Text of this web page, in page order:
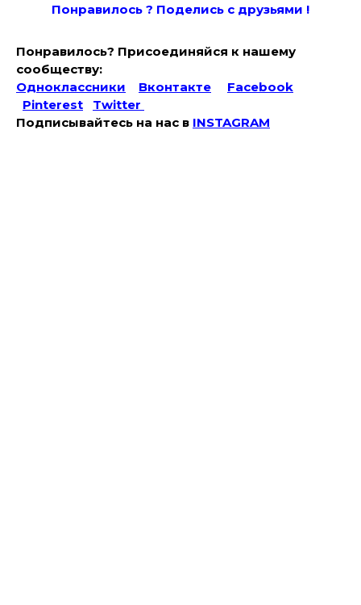
Понравилось ? Поделись с друзьями !
Понравилось? Присоединяйся к нашему
сообществу:
Одноклассники
Вконтакте
Facebook
Pinterest
Twitter
Подписывайтесь на наc в INSTAGRAM